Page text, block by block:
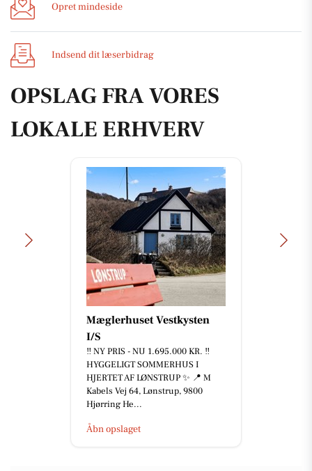
Opret mindeside
Indsend dit læserbidrag
OPSLAG FRA VORES
LOKALE ERHVERV
Mæglerhuset Vestkysten
I/S
‼️ NY PRIS - NU 1.695.000 KR. ‼️
HYGGELIGT SOMMERHUS I
HJERTET AF LØNSTRUP ✨ 📍 M
Kabels Vej 64, Lønstrup, 9800
Hjørring He...
Åbn opslaget